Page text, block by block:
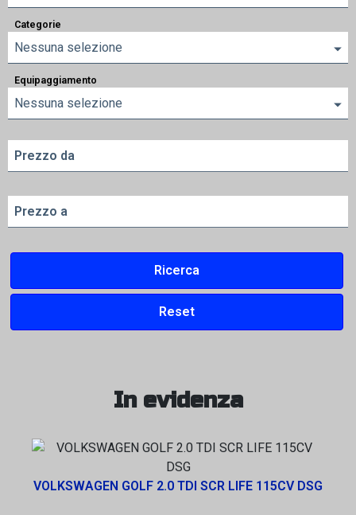
Categorie
Nessuna selezione
Equipaggiamento
Nessuna selezione
Prezzo da
Prezzo a
In evidenza
VOLKSWAGEN GOLF 2.0 TDI SCR LIFE 115CV DSG